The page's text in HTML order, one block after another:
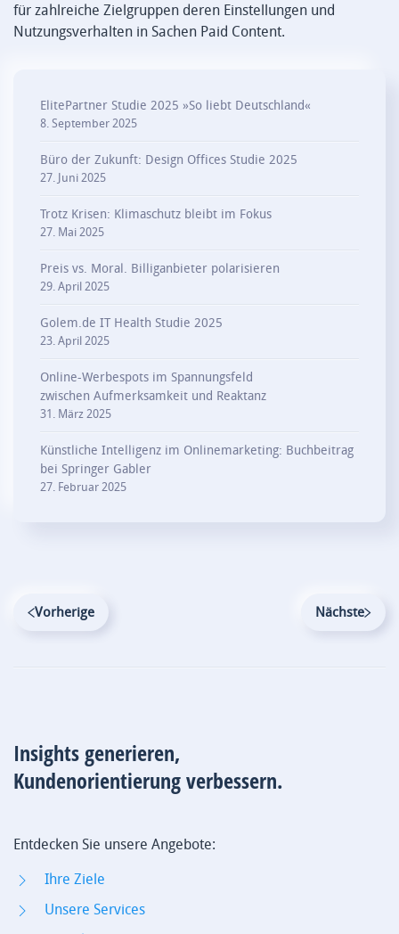
für zahlreiche Zielgruppen deren Einstellungen und
Nutzungsverhalten in Sachen Paid Content.
ElitePartner Studie 2025 »So liebt Deutschland«
8. September 2025
Büro der Zukunft: Design Offices Studie 2025
27. Juni 2025
Trotz Krisen: Klimaschutz bleibt im Fokus
27. Mai 2025
Preis vs. Moral. Billiganbieter polarisieren
29. April 2025
Golem.de IT Health Studie 2025
23. April 2025
Online-Werbespots im Spannungsfeld
zwischen Aufmerksamkeit und Reaktanz
31. März 2025
Künstliche Intelligenz im Onlinemarketing: Buchbeitrag
bei Springer Gabler
27. Februar 2025
Vorherige Nächste
Insights generieren,
Kundenorientierung verbessern.
Entdecken Sie unsere Angebote:
Ihre Ziele
Unsere Services